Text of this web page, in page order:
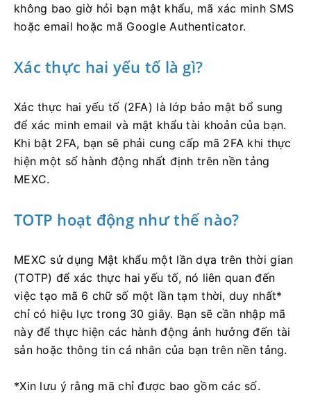
không bao giờ hỏi bạn mật khẩu, mã xác minh SMS
hoặc email hoặc mã Google Authenticator.
Xác thực hai yếu tố là gì?
Xác thực hai yếu tố (2FA) là lớp bảo mật bổ sung
để xác minh email và mật khẩu tài khoản của bạn.
Khi bật 2FA, bạn sẽ phải cung cấp mã 2FA khi thực
hiện một số hành động nhất định trên nền tảng
MEXC.
TOTP hoạt động như thế nào?
MEXC sử dụng Mật khẩu một lần dựa trên thời gian
(TOTP) để xác thực hai yếu tố, nó liên quan đến
việc tạo mã 6 chữ số một lần tạm thời, duy nhất*
chỉ có hiệu lực trong 30 giây. Bạn sẽ cần nhập mã
này để thực hiện các hành động ảnh hưởng đến tài
sản hoặc thông tin cá nhân của bạn trên nền tảng.
*Xin lưu ý rằng mã chỉ được bao gồm các số.